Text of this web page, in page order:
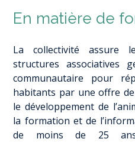
En matière de
La collectivité assure
structures associatives
communautaire pour
habitants par une offre
le développement de
la formation et de
de moins de 25